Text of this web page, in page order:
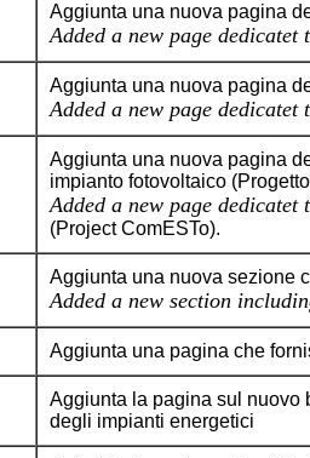
Aggiunta una nuova pagina
Added a new page dedicatet
Aggiunta una nuova pagina
Added a new page dedicatet
Aggiunta una nuova pagina
impianto fotovoltaico
Added a new page dedicatet
(Project ComESTo).
Aggiunta una nuova sezione
Added a new section
Aggiunta una pagina che
Aggiunta la pagina sul nuovo
degli impianti energetici